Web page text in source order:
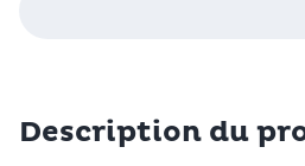
Description du